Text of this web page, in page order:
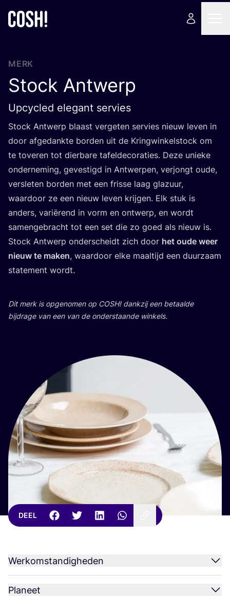
MERK
Stock Antwerp
Upcycled elegant servies
Stock Ant­werp blaast ver­ge­ten ser­vies nieuw leven in
door afge­dank­te bor­den uit de Kring­win­kel­s­tock om
te tove­ren tot dier­ba­re tafelde­co­ra­ties. Deze unie­ke
onder­ne­ming, geves­tigd in Ant­wer­pen, ver­jongt oude,
ver­sle­ten bor­den met een fris­se laag gla­zuur,
waar­door ze een nieuw leven krij­gen. Elk stuk is
anders, vari­ë­rend in vorm en ont­werp, en wordt
samen­ge­bracht tot een set die zo goed als nieuw is.
Stock Ant­werp onder­scheidt zich door het oude weer
nieuw te maken, waar­door elke maal­tijd een duur­zaam
sta­te­ment wordt.
Dit merk is opge­no­men op COSH! dank­zij een betaal­de
bij­dra­ge van een van de onder­staan­de winkels.
DEEL
Werkomstandigheden
Planeet